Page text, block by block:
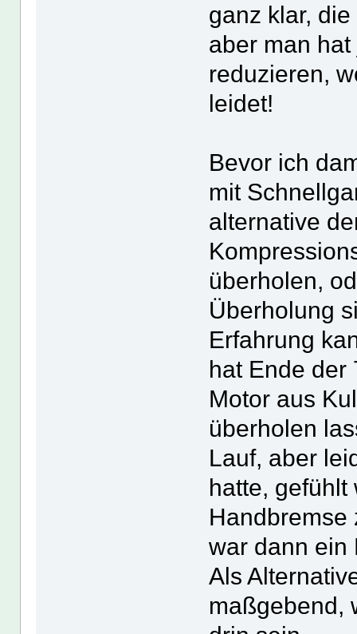
ganz klar,
aber man
reduzieren,
leidet!
Bevor ich
mit
alternative
überholen,
Überholung
Erfahrung
hat Ende der
Motor aus
überholen
Lauf, aber
hatte, gefühlt
Handbremse
war dann ein
Als
maßgebend,